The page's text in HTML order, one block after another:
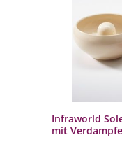
Infraworld
mit